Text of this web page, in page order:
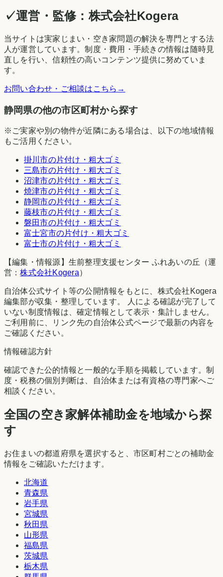
✓運営・監修：株式会社Kogera
当サイトは実家じまい・空き家問題の解決を専門とする法
人が運営しています。制度・費用・手続きの情報は随時見
直しを行い、信頼性の高いコンテンツ提供に努めていま
す。
お問い合わせ・ご相談はこちら →
静岡県の他の市区町村から探す
※ご実家や別の物件が近隣にある場合は、以下の地域情報
もご活用ください。
掛川市の片付け・粗大ゴミ
三島市の片付け・粗大ゴミ
沼津市の片付け・粗大ゴミ
焼津市の片付け・粗大ゴミ
静岡市の片付け・粗大ゴミ
藤枝市の片付け・粗大ゴミ
磐田市の片付け・粗大ゴミ
富士宮市の片付け・粗大ゴミ
富士市の片付け・粗大ゴミ
【編集・情報源】生前整理支援センター ふれあいの丘（運
営：株式会社Kogera）
自治体公式サイト等の公開情報をもとに、株式会社Kogera
編集部が収集・整理しています。 人による確認が完了して
いない制度情報は、確定情報として表示・集計しません。
ご利用前に、リンク先の自治体公式ページで最新の内容を
ご確認ください。
情報確認方針
確認できた公的情報と一般的な手順を掲載しています。制
度・税務の個別判断は、自治体または有資格の専門家へご
相談ください。
全国の空き家解体補助金を地域から探
す
お住まいの都道府県を選択すると、市区町村ごとの補助金
情報をご確認いただけます。
北海道
青森県
岩手県
宮城県
秋田県
山形県
福島県
茨城県
栃木県